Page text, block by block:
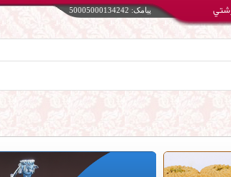
پیامک: 50005000134242